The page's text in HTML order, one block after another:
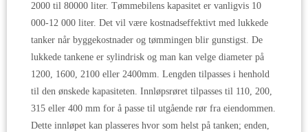
2000 til 80000 liter. Tømmebilens kapasitet er vanligvis 10
000-12 000 liter. Det vil være kostnadseffektivt med lukkede
tanker når byggekostnader og tømmingen blir gunstigst. De
lukkede tankene er sylindrisk og man kan velge diameter på
1200, 1600, 2100 eller 2400mm. Lengden tilpasses i henhold
til den ønskede kapasiteten. Innløpsrøret tilpasses til 110, 200,
315 eller 400 mm for å passe til utgående rør fra eiendommen.
Dette innløpet kan plasseres hvor som helst på tanken; enden,